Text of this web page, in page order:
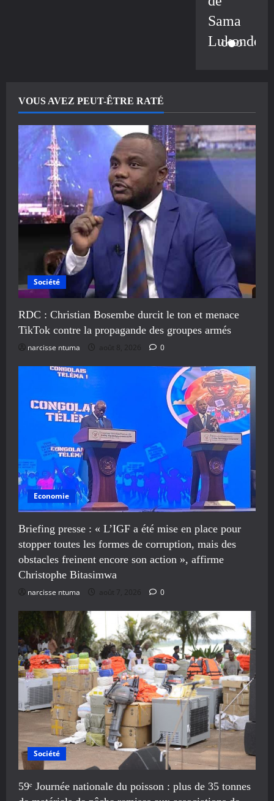
Sama
Lukonde
VOUS AVEZ PEUT-ÊTRE RATÉ
Société
RDC : Christian Bosembe durcit le ton et menace
TikTok contre la propagande des groupes armés
narcisse ntuma août 8, 2026 0
Economie
Briefing presse : « L’IGF a été mise en place pour
stopper toutes les formes de corruption, mais des
obstacles freinent encore son action », affirme
Christophe Bitasimwa
narcisse ntuma août 7, 2026 0
Société
59ᵉ Journée nationale du poisson : plus de 35 tonnes